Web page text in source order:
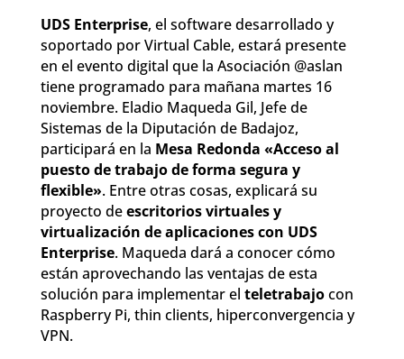
UDS Enterprise, el software desarrollado y
soportado por Virtual Cable, estará presente
en el evento digital que la Asociación @aslan
tiene programado para mañana martes 16
noviembre. Eladio Maqueda Gil, Jefe de
Sistemas de la Diputación de Badajoz,
participará en la Mesa Redonda «Acceso al
puesto de trabajo de forma segura y
flexible». Entre otras cosas, explicará su
proyecto deescritorios virtuales y
virtualización de aplicaciones con UDS
Enterprise. Maqueda dará a conocer cómo
están aprovechando las ventajas de esta
solución para implementar el teletrabajocon
Raspberry Pi, thin clients, hiperconvergencia y
VPN.